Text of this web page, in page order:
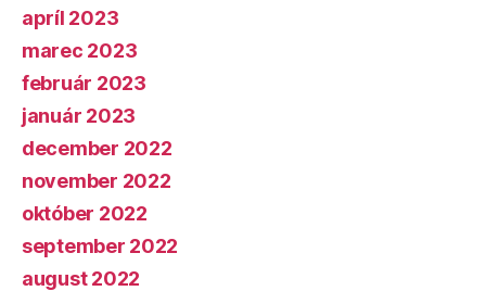
apríl 2023
marec 2023
február 2023
január 2023
december 2022
november 2022
október 2022
september 2022
august 2022